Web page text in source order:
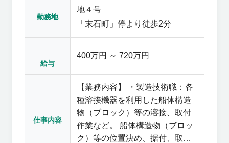
勤務地
地４号
「末石町」停より徒歩2分
給与
400万円 ～ 720万円
仕事内容
【業務内容】 ・製造技術職：各
種溶接機器を利用した船体構造
物（ブロック）等の溶接、取付
作業など。 船体構造物（ブロッ
ク）等の位置決め、据付、取付